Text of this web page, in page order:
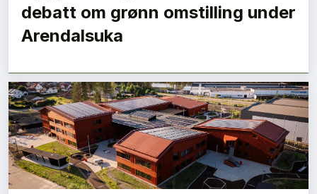
debatt om grønn omstilling under
Arendalsuka